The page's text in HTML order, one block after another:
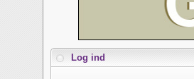
Log ind